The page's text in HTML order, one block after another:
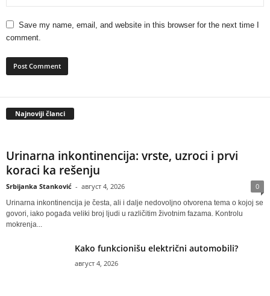
Save my name, email, and website in this browser for the next time I
comment.
Najnoviji članci
Urinarna inkontinencija: vrste, uzroci i prvi
koraci ka rešenju
Srbijanka Stanković - август 4, 2026 0
Urinarna inkontinencija je česta, ali i dalje nedovoljno otvorena tema o kojoj se
govori, iako pogađa veliki broj ljudi u različitim životnim fazama. Kontrolu
mokrenja...
Kako funkcionišu električni automobili?
август 4, 2026